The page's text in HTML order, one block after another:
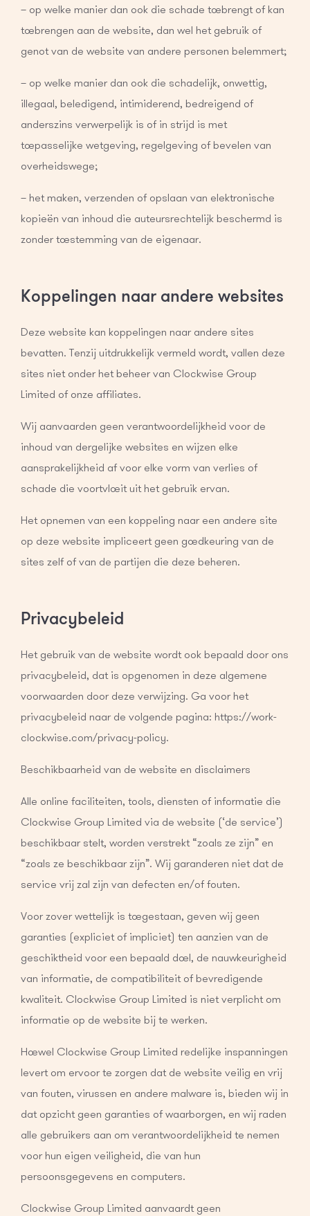
– op welke manier dan ook die schade toebrengt of kan
toebrengen aan de website, dan wel het gebruik of
genot van de website van andere personen belemmert;
– op welke manier dan ook die schadelijk, onwettig,
illegaal, beledigend, intimiderend, bedreigend of
anderszins verwerpelijk is of in strijd is met
toepasselijke wetgeving, regelgeving of bevelen van
overheidswege;
– het maken, verzenden of opslaan van elektronische
kopieën van inhoud die auteursrechtelijk beschermd is
zonder toestemming van de eigenaar.
Koppelingen naar andere websites
Deze website kan koppelingen naar andere sites
bevatten. Tenzij uitdrukkelijk vermeld wordt, vallen deze
sites niet onder het beheer van Clockwise Group
Limited of onze affiliates.
Wij aanvaarden geen verantwoordelijkheid voor de
inhoud van dergelijke websites en wijzen elke
aansprakelijkheid af voor elke vorm van verlies of
schade die voortvloeit uit het gebruik ervan.
Het opnemen van een koppeling naar een andere site
op deze website impliceert geen goedkeuring van de
sites zelf of van de partijen die deze beheren.
Privacybeleid
Het gebruik van de website wordt ook bepaald door ons
privacybeleid, dat is opgenomen in deze algemene
voorwaarden door deze verwijzing. Ga voor het
privacybeleid naar de volgende pagina: https://work-
clockwise.com/privacy-policy.
Beschikbaarheid van de website en disclaimers
Alle online faciliteiten, tools, diensten of informatie die
Clockwise Group Limited via de website (‘de service’)
beschikbaar stelt, worden verstrekt “zoals ze zijn” en
“zoals ze beschikbaar zijn”. Wij garanderen niet dat de
service vrij zal zijn van defecten en/of fouten.
Voor zover wettelijk is toegestaan, geven wij geen
garanties (expliciet of impliciet) ten aanzien van de
geschiktheid voor een bepaald doel, de nauwkeurigheid
van informatie, de compatibiliteit of bevredigende
kwaliteit. Clockwise Group Limited is niet verplicht om
informatie op de website bij te werken.
Hoewel Clockwise Group Limited redelijke inspanningen
levert om ervoor te zorgen dat de website veilig en vrij
van fouten, virussen en andere malware is, bieden wij in
dat opzicht geen garanties of waarborgen, en wij raden
alle gebruikers aan om verantwoordelijkheid te nemen
voor hun eigen veiligheid, die van hun
persoonsgegevens en computers.
Clockwise Group Limited aanvaardt geen